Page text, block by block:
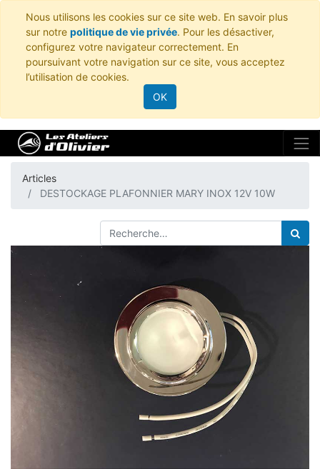
Nous utilisons les cookies sur ce site web. En savoir plus
sur notre politique de vie privée. Pour les désactiver,
configurez votre navigateur correctement. En
poursuivant votre navigation sur ce site, vous acceptez
l’utilisation de cookies.
OK
Articles
DESTOCKAGE PLAFONNIER MARY INOX 12V 10W